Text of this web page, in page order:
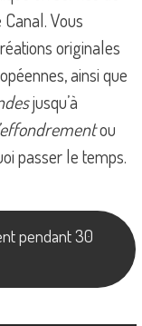
Vous
originales
ainsi que
jusqu’à
ou
passer le temps.
pendant 30